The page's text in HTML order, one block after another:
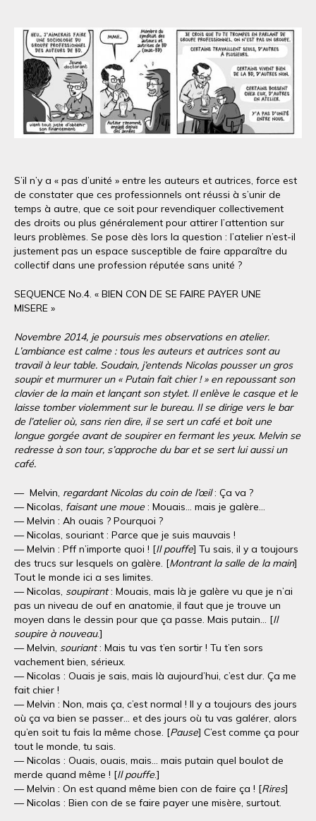
S’il n’y a « pas d’unité » entre les auteurs et autrices, force est
de constater que ces professionnels ont réussi à s’unir de
temps à autre, que ce soit pour revendiquer collectivement
des droits ou plus généralement pour attirer l’attention sur
leurs problèmes. Se pose dès lors la question : l’atelier n’est-il
justement pas un espace susceptible de faire apparaître du
collectif dans une profession réputée sans unité ?
SEQUENCE No.4. « BIEN CON DE SE FAIRE PAYER UNE
MISERE »
Novembre 2014, je poursuis mes observations en atelier.
L’ambiance est calme : tous les auteurs et autrices sont au
travail à leur table. Soudain, j’entends Nicolas pousser un gros
soupir et murmurer un « Putain fait chier ! » en repoussant son
clavier de la main et lançant son stylet. Il enlève le casque et le
laisse tomber violemment sur le bureau. Il se dirige vers le bar
de l’atelier où, sans rien dire, il se sert un café et boit une
longue gorgée avant de soupirer en fermant les yeux. Melvin se
redresse à son tour, s’approche du bar et se sert lui aussi un
café.
— Melvin, regardant Nicolas du coin de l’œil: Ça va ?
— Nicolas, faisant une moue : Mouais… mais je galère…
— Melvin : Ah ouais ? Pourquoi ?
— Nicolas, souriant : Parce que je suis mauvais !
— Melvin : Pff n’importe quoi ! [Il pouffe] Tu sais, il y a toujours
des trucs sur lesquels on galère. [Montrant la salle de la main]
Tout le monde ici a ses limites.
— Nicolas, soupirant: Mouais, mais là je galère vu que je n’ai
pas un niveau de ouf en anatomie, il faut que je trouve un
moyen dans le dessin pour que ça passe. Mais putain… [Il
soupire à nouveau.]
— Melvin, souriant: Mais tu vas t’en sortir ! Tu t’en sors
vachement bien, sérieux.
— Nicolas : Ouais je sais, mais là aujourd’hui, c’est dur. Ça me
fait chier !
— Melvin : Non, mais ça, c’est normal ! Il y a toujours des jours
où ça va bien se passer… et des jours où tu vas galérer, alors
qu’en soit tu fais la même chose. [Pause] C’est comme ça pour
tout le monde, tu sais.
— Nicolas : Ouais, ouais, mais… mais putain quel boulot de
merde quand même ! [Il pouffe.]
— Melvin : On est quand même bien con de faire ça ! [Rires]
— Nicolas : Bien con de se faire payer une misère, surtout.